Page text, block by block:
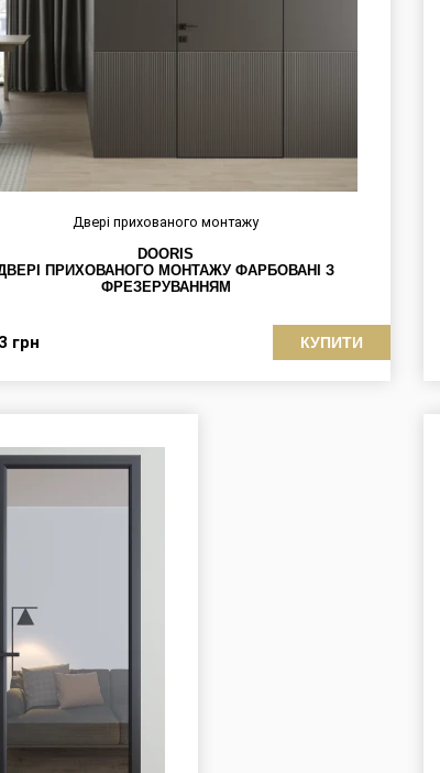
Двері прихованого монтажу
DOORIS
ПРИХОВАНОГО МОНТАЖУ ФАРБОВАНІ З
ФРЕЗЕРУВАННЯМ
грн КУПИТИ